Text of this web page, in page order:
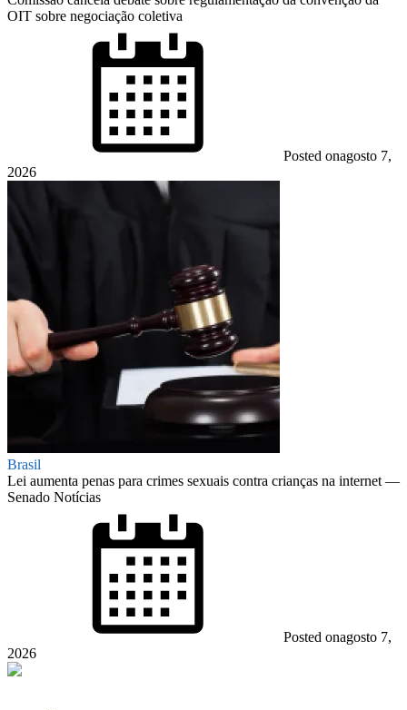
OIT sobre negociação coletiva
Posted onagosto 7,
2026
Brasil
Lei aumenta penas para crimes sexuais contra crianças na internet —
Senado Notícias
Posted onagosto 7,
2026